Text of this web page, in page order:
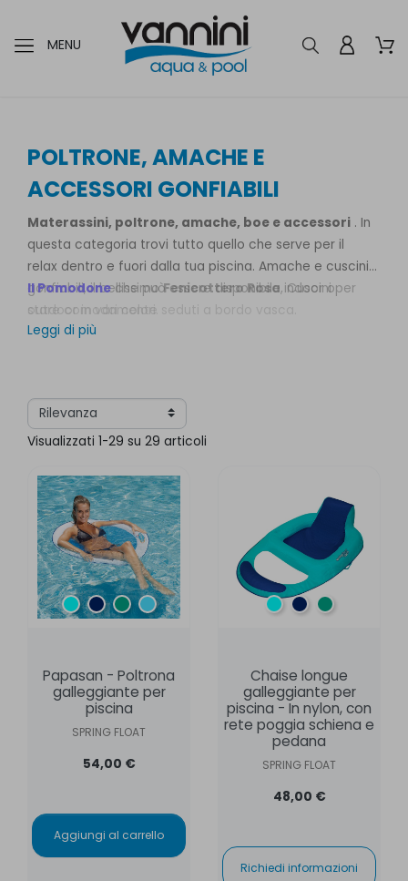
MENU
POLTRONE, AMACHE E
ACCESSORI GONFIABILI
Materassini, poltrone, amache, boe e accessori . In
questa categoria trovi tutto quello che serve per il
relax dentro e fuori dalla tua piscina. Amache e cuscini
gonfiabili, il bellissimoFenicottero Rosa, Cuscini per
stare comodamente seduti a bordo vasca.
Il Pomodoneche può essere disponibile indoor o
outdoor in vari colori.
Leggi di più
Visualizzati 1-29 su 29 articoli
LagunaOceanoVerdeturchese - blu
Papasan - Poltrona
galleggiante per
piscina
SPRING FLOAT
54,00 €
Aggiungi al carrello
LagunaOceanoVerde
Chaise longue
galleggiante per
piscina - In nylon, con
rete poggia schiena e
pedana
SPRING FLOAT
48,00 €
Richiedi informazioni